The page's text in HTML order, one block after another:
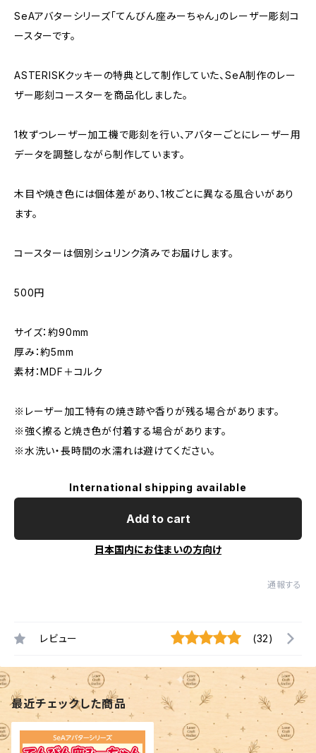
SeAアバターシリーズ「てんびん座みーちゃん」のレーザー彫刻コ
ースターです。
ASTERISKクッキーの特典として制作していた、SeA制作のレー
ザー彫刻コースターを商品化しました。
1枚ずつレーザー加工機で彫刻を行い、アバターごとにレーザー用
データを調整しながら制作しています。
木目や焼き色には個体差があり、1枚ごとに異なる風合いがあり
ます。
コースターは個別シュリンク済みでお届けします。
500円
サイズ：約90mm
厚み：約5mm
素材：MDF＋コルク
※レーザー加工特有の焼き跡や香りが残る場合があります。
※強く擦ると焼き色が付着する場合があります。
※水洗い・長時間の水濡れは避けてください。
International shipping available
Add to cart
日本国内にお住まいの方向け
通報する
レビュー (32)
最近チェックした商品